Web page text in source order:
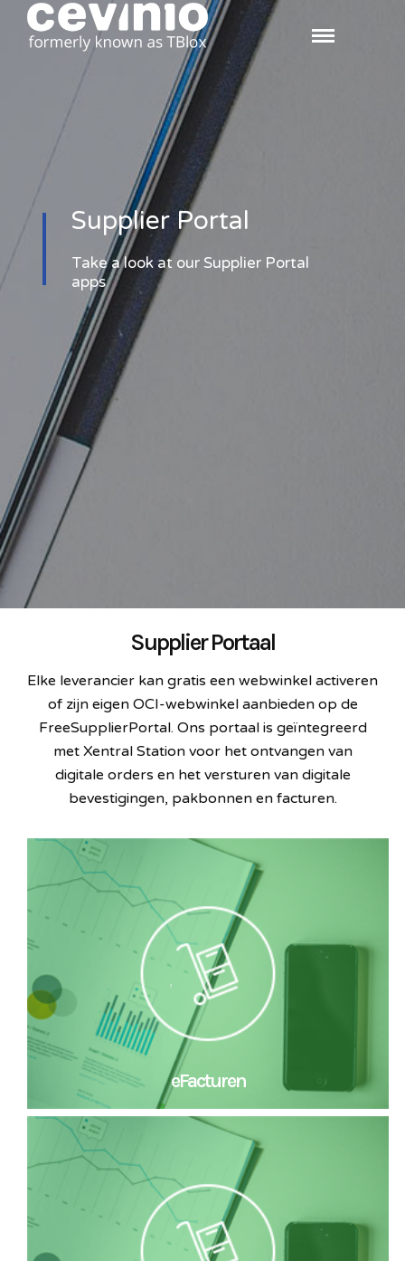
Supplier Portal
Take a look at our Supplier Portal
apps
Supplier Portaal
Elke leverancier kan gratis een webwinkel activeren
of zijn eigen OCI-webwinkel aanbieden op de
FreeSupplierPortal. Ons portaal is geïntegreerd
met Xentral Station voor het ontvangen van
digitale orders en het versturen van digitale
bevestigingen, pakbonnen en facturen.
eFacturen